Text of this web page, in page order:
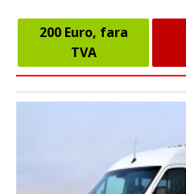
200 Euro, fara
TVA